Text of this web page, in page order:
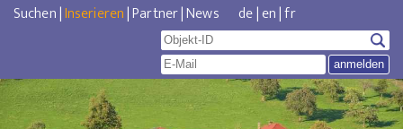
Suchen|Inserieren|Partner|News de|en|fr